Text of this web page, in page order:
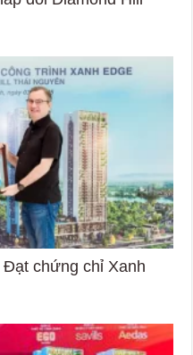
chứng chỉ Xanh